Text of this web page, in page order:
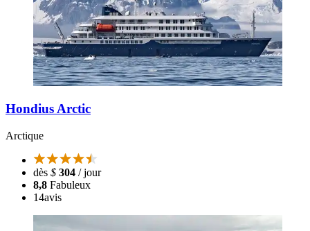
Hondius Arctic
Arctique
dès $ 304 / jour
8,8 Fabuleux
14avis